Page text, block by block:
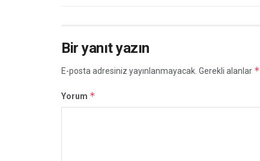
Bir yanıt yazın
E-posta adresiniz yayınlanmayacak. Gerekli alanlar *
Yorum *